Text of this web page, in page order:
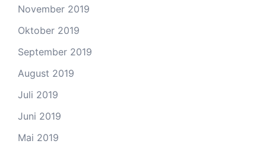
November 2019
Oktober 2019
September 2019
August 2019
Juli 2019
Juni 2019
Mai 2019